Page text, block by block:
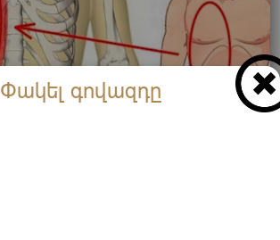
Փակել գովազդը